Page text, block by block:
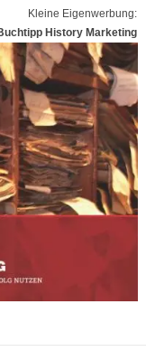
Kleine Eigenwerbung:
History Marketing